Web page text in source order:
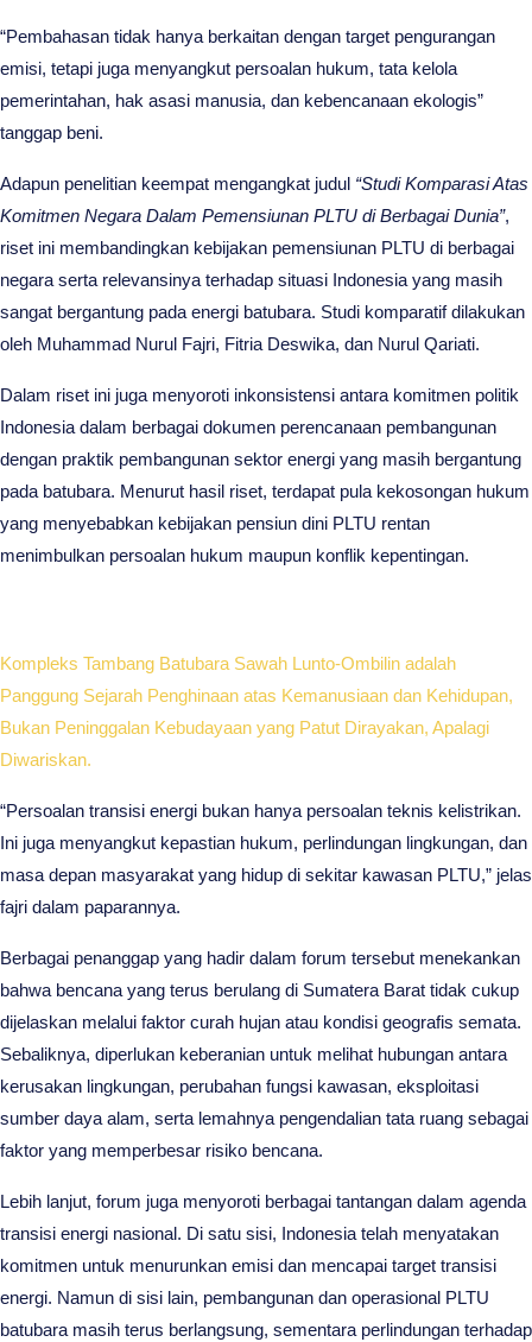
“Pembahasan tidak hanya berkaitan dengan target pengurangan
emisi, tetapi juga menyangkut persoalan hukum, tata kelola
pemerintahan, hak asasi manusia, dan kebencanaan ekologis”
tanggap beni.
Adapun penelitian keempat mengangkat judul “Studi Komparasi Atas
Komitmen Negara Dalam Pemensiunan PLTU di Berbagai Dunia”,
riset ini membandingkan kebijakan pemensiunan PLTU di berbagai
negara serta relevansinya terhadap situasi Indonesia yang masih
sangat bergantung pada energi batubara. Studi komparatif dilakukan
oleh Muhammad Nurul Fajri, Fitria Deswika, dan Nurul Qariati.
Dalam riset ini juga menyoroti inkonsistensi antara komitmen politik
Indonesia dalam berbagai dokumen perencanaan pembangunan
dengan praktik pembangunan sektor energi yang masih bergantung
pada batubara. Menurut hasil riset, terdapat pula kekosongan hukum
yang menyebabkan kebijakan pensiun dini PLTU rentan
menimbulkan persoalan hukum maupun konflik kepentingan.
Kompleks Tambang Batubara Sawah Lunto-Ombilin adalah
Panggung Sejarah Penghinaan atas Kemanusiaan dan Kehidupan,
Bukan Peninggalan Kebudayaan yang Patut Dirayakan, Apalagi
Diwariskan.
“Persoalan transisi energi bukan hanya persoalan teknis kelistrikan.
Ini juga menyangkut kepastian hukum, perlindungan lingkungan, dan
masa depan masyarakat yang hidup di sekitar kawasan PLTU,” jelas
fajri dalam paparannya.
Berbagai penanggap yang hadir dalam forum tersebut menekankan
bahwa bencana yang terus berulang di Sumatera Barat tidak cukup
dijelaskan melalui faktor curah hujan atau kondisi geografis semata.
Sebaliknya, diperlukan keberanian untuk melihat hubungan antara
kerusakan lingkungan, perubahan fungsi kawasan, eksploitasi
sumber daya alam, serta lemahnya pengendalian tata ruang sebagai
faktor yang memperbesar risiko bencana.
Lebih lanjut, forum juga menyoroti berbagai tantangan dalam agenda
transisi energi nasional. Di satu sisi, Indonesia telah menyatakan
komitmen untuk menurunkan emisi dan mencapai target transisi
energi. Namun di sisi lain, pembangunan dan operasional PLTU
batubara masih terus berlangsung, sementara perlindungan terhadap